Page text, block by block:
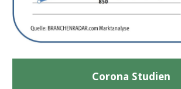
Corona Studien